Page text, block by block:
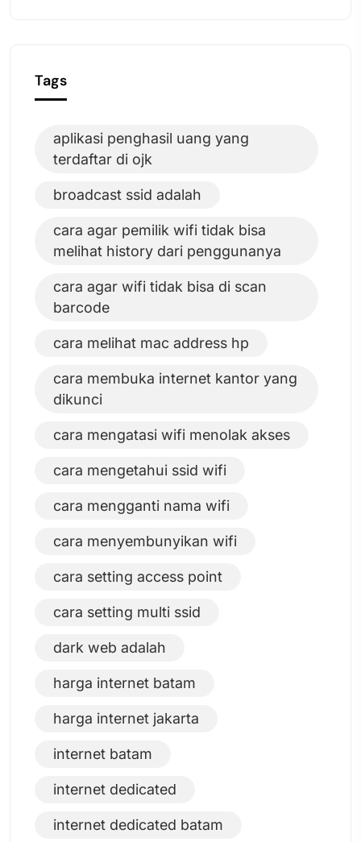
Tags
aplikasi penghasil uang yang
terdaftar di ojk
broadcast ssid adalah
cara agar pemilik wifi tidak bisa
melihat history dari penggunanya
cara agar wifi tidak bisa di scan
barcode
cara melihat mac address hp
cara membuka internet kantor yang
dikunci
cara mengatasi wifi menolak akses
cara mengetahui ssid wifi
cara mengganti nama wifi
cara menyembunyikan wifi
cara setting access point
cara setting multi ssid
dark web adalah
harga internet batam
harga internet jakarta
internet batam
internet dedicated
internet dedicated batam